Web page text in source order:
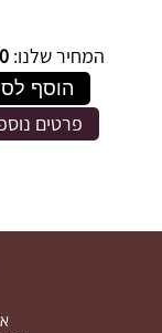
המחיר שלנו:
הוסף
פרטים